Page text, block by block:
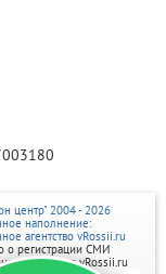
центр" 2004 - 2026
наполнение:
агентство vRossii.ru
о регистрации СМИ
агентства vRossii.ru